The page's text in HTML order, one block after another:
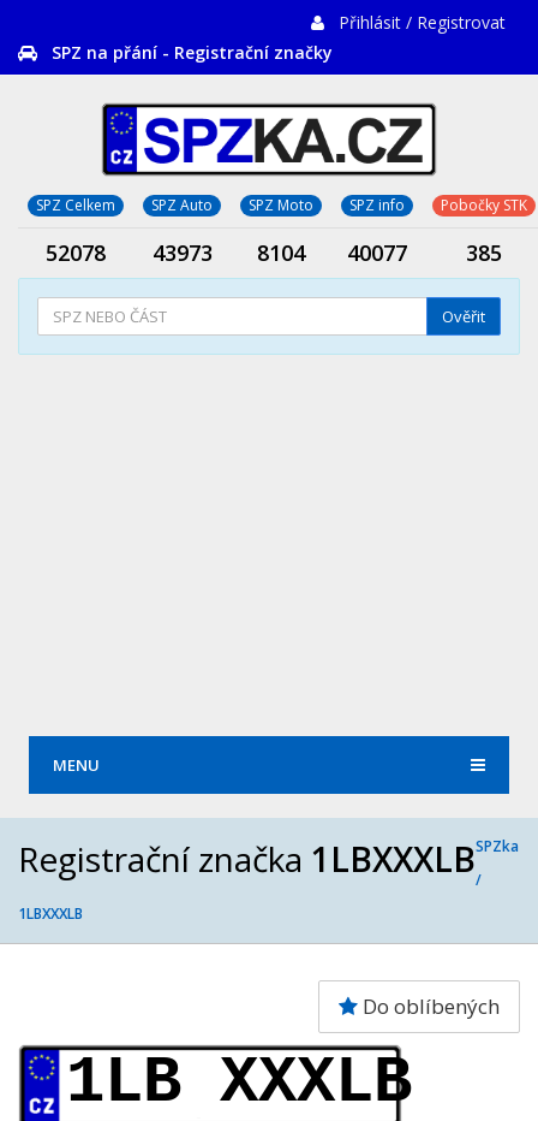
Přihlásit / Registrovat
SPZ na přání - Registrační značky
SPZ Celkem SPZ Auto SPZ Moto SPZ info Pobočky STK
52078 43973 8104 40077 385
Ověřit
MENU
Registrační značka 1LBXXXLBSPZka
/
1LBXXXLB
Do oblíbených
1LB XXXLB